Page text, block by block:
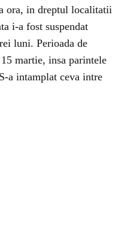
ora, in dreptul localitatii
i-a fost suspendat
luni. Perioada de
martie, insa parintele
a intamplat ceva intre